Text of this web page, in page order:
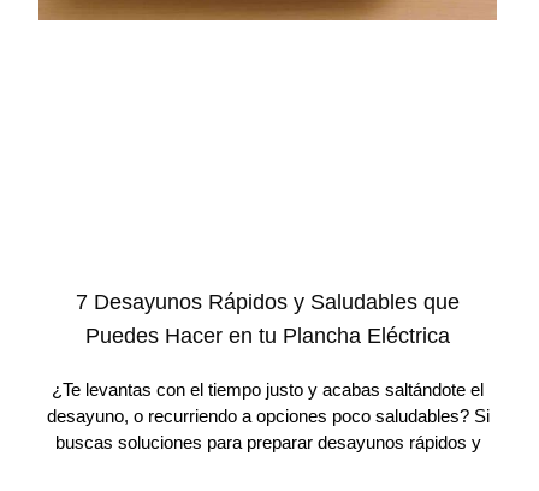
7 Desayunos Rápidos y Saludables que
Puedes Hacer en tu Plancha Eléctrica
¿Te levantas con el tiempo justo y acabas saltándote el
desayuno, o recurriendo a opciones poco saludables? Si
buscas soluciones para preparar desayunos rápidos y